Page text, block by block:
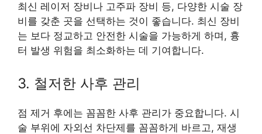
최신 레이저 장비나 고주파 장비 등, 다양한 시술 장
비를 갖춘 곳을 선택하는 것이 좋습니다. 최신 장비
는 보다 정교하고 안전한 시술을 가능하게 하며, 흉
터 발생 위험을 최소화하는 데 기여합니다.
3. 철저한 사후 관리
점 제거 후에는 꼼꼼한 사후 관리가 중요합니다. 시
술 부위에 자외선 차단제를 꼼꼼하게 바르고, 재생